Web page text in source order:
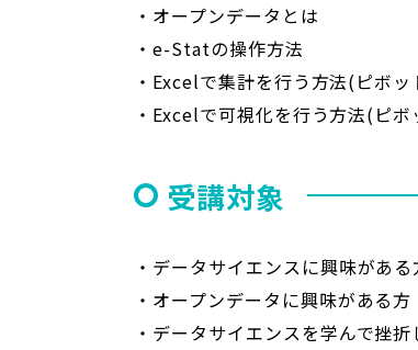
・オープンデータとは
・e-Statの操作方法
・Excelで集計を行う方法(ピボッ
・Excelで可視化を行う方法(ピ
受講対象
・データサイエンスに興味がある
・オープンデータに興味がある方
・データサイエンスを学んで挫